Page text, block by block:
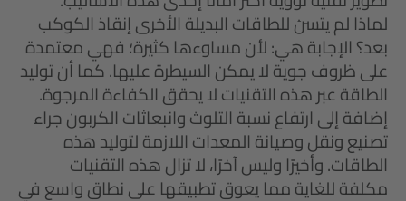
لماذا لم يتسنَ للطاقات البديلة الأخرى إنقاذ الكوكب
بعد؟ الإجابة هي: لأن مساوءها كثيرة؛ فهي معتمدة
على ظروف جوية لا يمكن السيطرة عليها. كما أن توليد
الطاقة عبر هذه التقنيات لا يحقق الكفاءة المرجوة.
إضافة إلى ارتفاع نسبة التلوث وانبعاثات الكربون جراء
تصنيع ونقل وصيانة المعدات اللازمة لتوليد هذه
الطاقات. وأخيرًا وليس آخرًا، لا تزال هذه التقنيات
مكلفة للغاية مما يعوق تطبيقها على نطاق واسع في